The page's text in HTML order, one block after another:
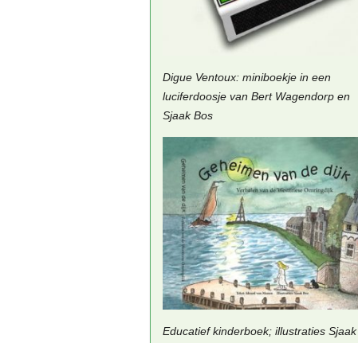
Digue Ventoux: miniboekje in een
luciferdoosje van Bert Wagendorp en
Sjaak Bos
Educatief kinderboek; illustraties Sjaak